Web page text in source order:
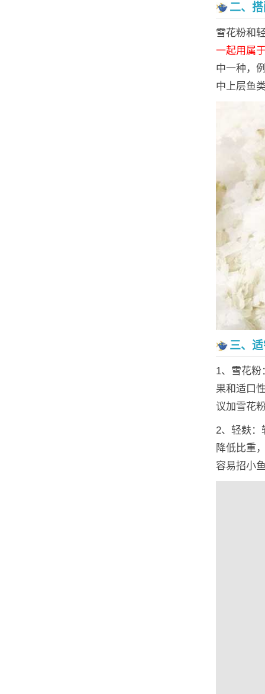
二、
雪花粉和
一起用属
中一种，
中上层鱼
三、
1、雪花粉
果和适口
议加雪花
2、轻麸：
降低比重
容易招小